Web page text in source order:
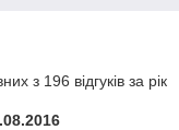
з 196 відгуків за рік